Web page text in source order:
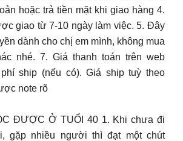
hoặc trả tiền mặt khi giao hàng 4.
giao từ 7-10 ngày làm việc. 5. Đây
dành cho chị em mình, không mua
nhé. 7. Giá thanh toán trên web
ship (nếu có). Giá ship tuỳ theo
note rõ
ĐƯỢC Ở TUỔI 40 1. Khi chưa đi
gặp nhiều người thì đạt một chút